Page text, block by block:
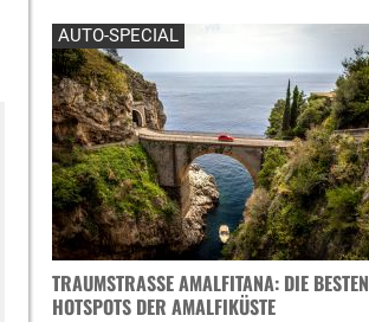
AUTO-SPECIAL
TRAUMSTRASSE AMALFITANA: DIE BESTEN H
OTSPOTS DER AMALFIKÜSTE